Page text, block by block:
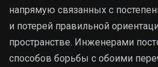
напрямую связанных с
и потерей правильной
пространстве. Инженерами
способов борьбы с обоими